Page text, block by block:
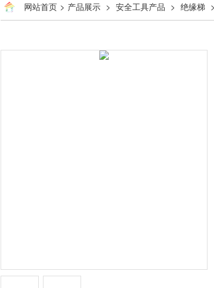
网站首页 > 产品展示 > 安全工具产品 > 绝缘梯